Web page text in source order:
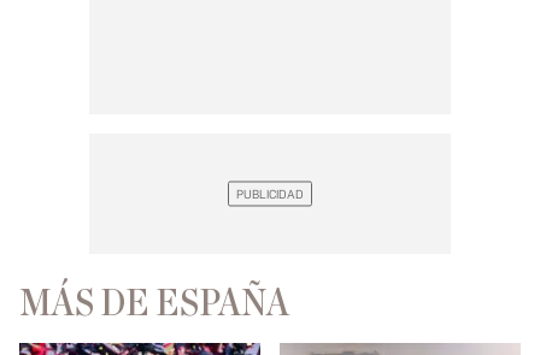
MÁS DE ESPAÑA